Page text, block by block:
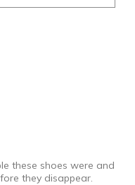
these shoes were and
they disappear.